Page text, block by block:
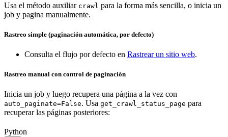
Usa el método auxiliar crawl para la forma más sencilla, o inicia un
job y pagina manualmente.
Rastreo simple (paginación automática, por defecto)
Consulta el flujo por defecto en Rastrear un sitio web.
Rastreo manual con control de paginación
Inicia un job y luego recupera una página a la vez con
auto_paginate=False. Usa get_crawl_status_page para
recuperar las páginas posteriores:
Python